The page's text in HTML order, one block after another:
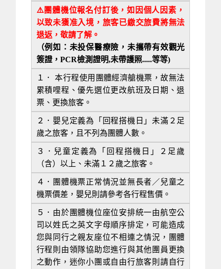
⚠️ 團體機位報名付訂後，如因個人因素，
以致未獲准入境，旅客已繳交旅費將無法
退返，敬請了解。
（例如：未投保醫療險，未攜帶有效觀光
簽證，PCR檢測證明,未帶護照.....等等)
１．
本行程使用團體經濟艙機票，故無法
累積哩程、優先選位更改航班及日期、退
票、更換旅客。
２．嬰兒定義為「回程搭機日」未滿２足
歲之旅客，且不列為團體人數。
３．兒童定義為「回程搭機日」２足歲
（含）以上、未滿１２歲之旅客。
４．團體機票正常情況並無長者／兒童之
機票價差，嬰兒則請參考各行程售價。
５．由於團體機位座位安排統一由航空公
司以姓氏之英文字母順序排定，可能造成
您與同行之親友座位不相連之情況，團體
行程則由領隊協助您進行與其他團員更換
之動作，迷你小團或自由行旅客則請自行